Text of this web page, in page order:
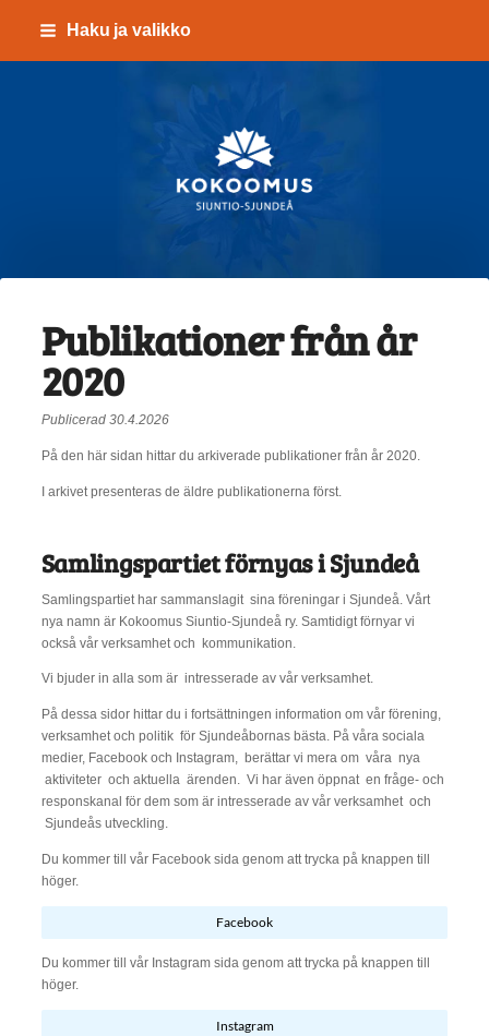
Siirry
sisältöön
Haku ja valikko
Kokoomus Siuntio-
Publikationer från år
2020
Publicerad 30.4.2026
På den här sidan hittar du arkiverade publikationer från år 2020.
I arkivet presenteras de äldre publikationerna först.
Samlingspartiet förnyas i Sjundeå
Samlingspartiet har sammanslagit sina föreningar i Sjundeå. Vårt
nya namn är Kokoomus Siuntio-Sjundeå ry. Samtidigt förnyar vi
också vår verksamhet och kommunikation.
Vi bjuder in alla som är intresserade av vår verksamhet.
På dessa sidor hittar du i fortsättningen information om vår förening,
verksamhet och politik för Sjundeåbornas bästa. På våra sociala
medier, Facebook och Instagram, berättar vi mera om våra nya
aktiviteter och aktuella ärenden. Vi har även öppnat en fråge- och
responskanal för dem som är intresserade av vår verksamhet och
Sjundeås utveckling.
Du kommer till vår Facebook sida genom att trycka på knappen till
höger.
Facebook
Du kommer till vår Instagram sida genom att trycka på knappen till
höger.
Instagram